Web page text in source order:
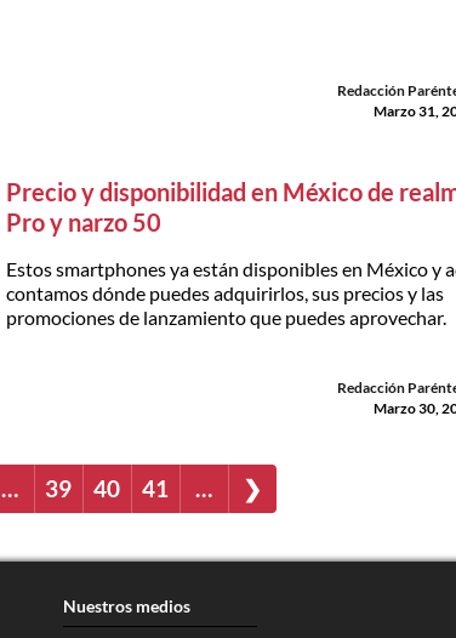
Redacción
Marzo 31,
Precio y disponibilidad en México de
Pro y narzo 50
Estos smartphones ya están disponibles en México y
contamos dónde puedes adquirirlos, sus precios y las
promociones de lanzamiento que puedes aprovechar.
Redacción
Marzo 30,
… 39 40 41 … ❯
Nuestros medios